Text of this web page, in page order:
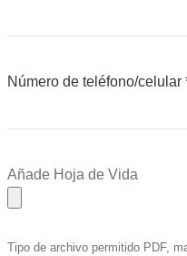
Número de teléfono/celular
Añade Hoja de Vida
Tipo de archivo permitido PDF,